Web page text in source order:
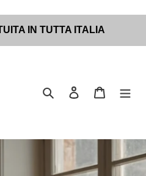
IN TUTTA ITALIA
Cerca Accedi Carrello